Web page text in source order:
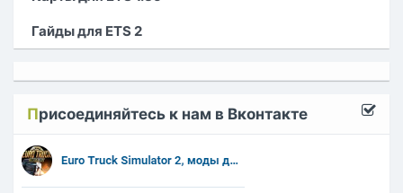
Гайды для ETS 2
Присоединяйтесь к нам в Вконтакте